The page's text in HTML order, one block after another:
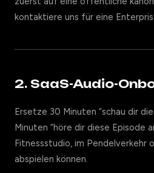
kontaktiere uns für eine
2. SaaS-Audio-
Ersetze 30 Minuten “schau dir
Minuten “höre dir diese Episode
Fitnessstudio, im Pendelverkehr
abspielen können.